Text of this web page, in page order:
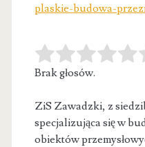
plaskie-budowa-
Brak głosów.
ZiS Zawadzki, z
specjalizująca się w
obiektów